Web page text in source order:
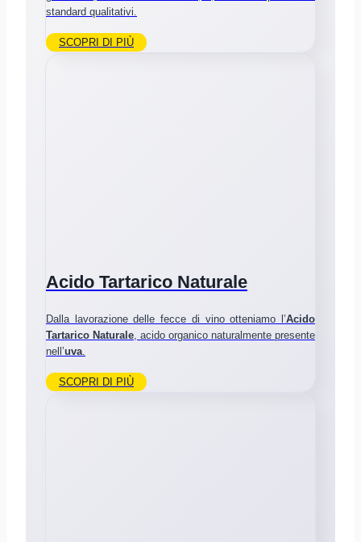
standard qualitativi.
SCOPRI DI PIÙ
Acido Tartarico Naturale
Dalla lavorazione delle fecce di vino otteniamo l’Acido
Tartarico Naturale, acido organico naturalmente presente
nell’uva.
SCOPRI DI PIÙ